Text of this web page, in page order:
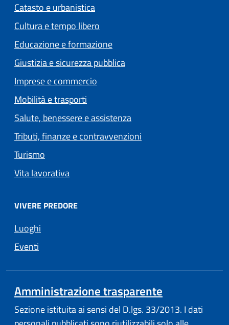
Catasto e urbanistica
Cultura e tempo libero
Educazione e formazione
Giustizia e sicurezza pubblica
Imprese e commercio
Mobilità e trasporti
Salute, benessere e assistenza
Tributi, finanze e contravvenzioni
Turismo
Vita lavorativa
VIVERE PREDORE
Luoghi
Eventi
Amministrazione trasparente
Sezione istituita ai sensi del D.lgs. 33/2013. I dati